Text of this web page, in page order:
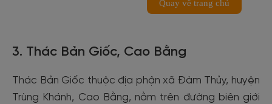
3. Thác Bản Giốc, Cao Bằng
Thác Bản Giốc thuộc địa phận xã Đàm Thủy, huyện
Trùng Khánh, Cao Bằng, nằm trên đường biên giới